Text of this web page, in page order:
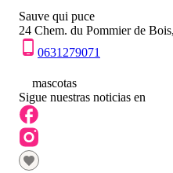
Sauve qui puce
24 Chem. du Pommier de
0631279071
mascotas
Sigue nuestras noticias en